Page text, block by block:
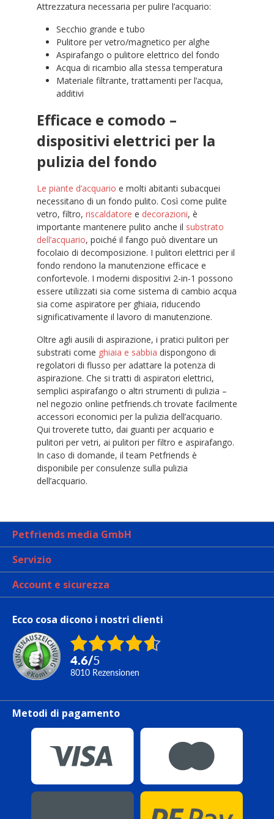
Attrezzatura necessaria per pulire l’acquario:
Secchio grande e tubo
Pulitore per vetro/magnetico per alghe
Aspirafango o pulitore elettrico del fondo
Acqua di ricambio alla stessa temperatura
Materiale filtrante, trattamenti per l’acqua,
additivi
Efficace e comodo –
dispositivi elettrici per la
pulizia del fondo
Le piante d’acquario e molti abitanti subacquei
necessitano di un fondo pulito. Così come pulite
vetro, filtro, riscaldatore e decorazioni, è
importante mantenere pulito anche il substrato
dell’acquario, poiché il fango può diventare un
focolaio di decomposizione. I pulitori elettrici per il
fondo rendono la manutenzione efficace e
confortevole. I moderni dispositivi 2-in-1 possono
essere utilizzati sia come sistema di cambio acqua
sia come aspiratore per ghiaia, riducendo
significativamente il lavoro di manutenzione.
Oltre agli ausili di aspirazione, i pratici pulitori per
substrati come ghiaia e sabbia dispongono di
regolatori di flusso per adattare la potenza di
aspirazione. Che si tratti di aspiratori elettrici,
semplici aspirafango o altri strumenti di pulizia –
nel negozio online petfriends.ch trovate facilmente
accessori economici per la pulizia dell’acquario.
Qui troverete tutto, dai guanti per acquario e
pulitori per vetri, ai pulitori per filtro e aspirafango.
In caso di domande, il team Petfriends è
disponibile per consulenze sulla pulizia
dell’acquario.
Petfriends media GmbH
Servizio
Account e sicurezza
Ecco cosa dicono i nostri clienti
4.6/5
8010 Rezensionen
Metodi di pagamento